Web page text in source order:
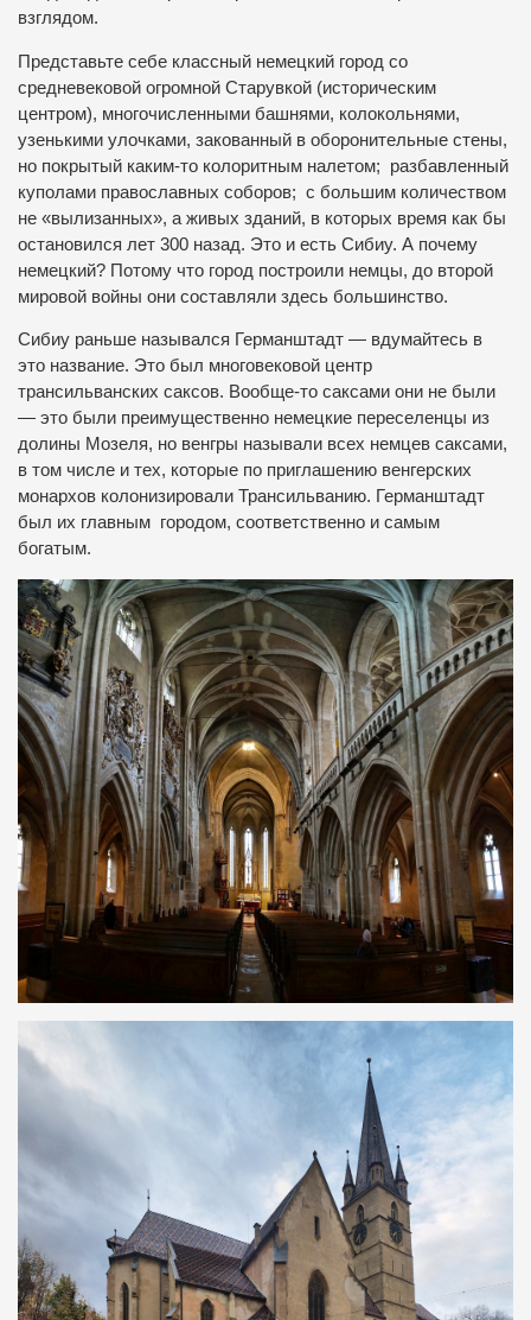
взглядом.
Представьте себе классный немецкий город со
средневековой огромной Старувкой (историческим
центром), многочисленными башнями, колокольнями,
узенькими улочками, закованный в оборонительные стены,
но покрытый каким-то колоритным налетом; разбавленный
куполами православных соборов; с большим количеством
не «вылизанных», а живых зданий, в которых время как бы
остановился лет 300 назад. Это и есть Сибиу. А почему
немецкий? Потому что город построили немцы, до второй
мировой войны они составляли здесь большинство.
Сибиу раньше назывался Германштадт — вдумайтесь в
это название. Это был многовековой центр
трансильванских саксов. Вообще-то саксами они не были
— это были преимущественно немецкие переселенцы из
долины Мозеля, но венгры называли всех немцев саксами,
в том числе и тех, которые по приглашению венгерских
монархов колонизировали Трансильванию. Германштадт
был их главным городом, соответственно и самым
богатым.